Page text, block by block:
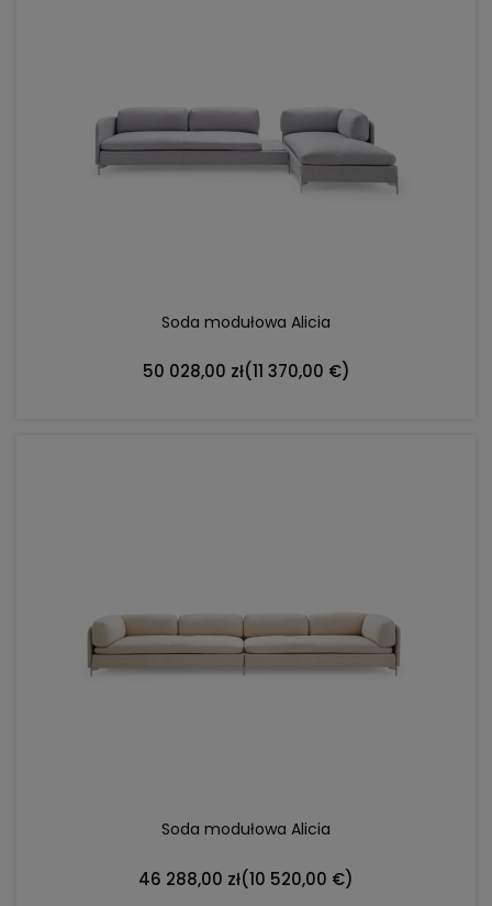
Soda modułowa Alicia
50 028,00 zł(11 370,00 €)
Soda modułowa Alicia
46 288,00 zł(10 520,00 €)